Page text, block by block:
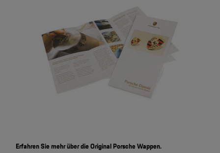
Erfahren Sie mehr über die Original Porsche Wappen.